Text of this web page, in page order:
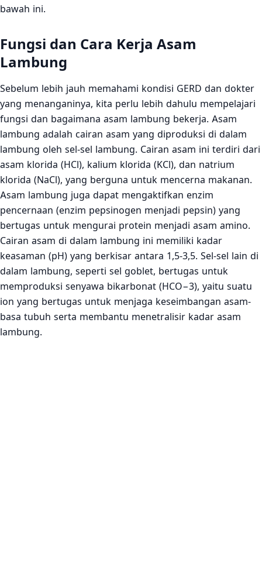
bawah ini.
Fungsi dan Cara Kerja Asam
Lambung
Sebelum lebih jauh memahami kondisi GERD dan dokter
yang menanganinya, kita perlu lebih dahulu mempelajari
fungsi dan bagaimana asam lambung bekerja. Asam
lambung adalah cairan asam yang diproduksi di dalam
lambung oleh sel-sel lambung. Cairan asam ini terdiri dari
asam klorida (HCl), kalium klorida (KCl), dan natrium
klorida (NaCl), yang berguna untuk mencerna makanan.
Asam lambung juga dapat mengaktifkan enzim
pencernaan (enzim pepsinogen menjadi pepsin) yang
bertugas untuk mengurai protein menjadi asam amino.
Cairan asam di dalam lambung ini memiliki kadar
keasaman (pH) yang berkisar antara 1,5-3,5. Sel-sel lain di
dalam lambung, seperti sel goblet, bertugas untuk
memproduksi senyawa bikarbonat (HCO−3), yaitu suatu
ion yang bertugas untuk menjaga keseimbangan asam-
basa tubuh serta membantu menetralisir kadar asam
lambung.